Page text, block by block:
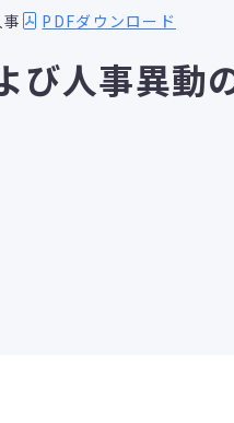
PDFダウンロード
び人事異動